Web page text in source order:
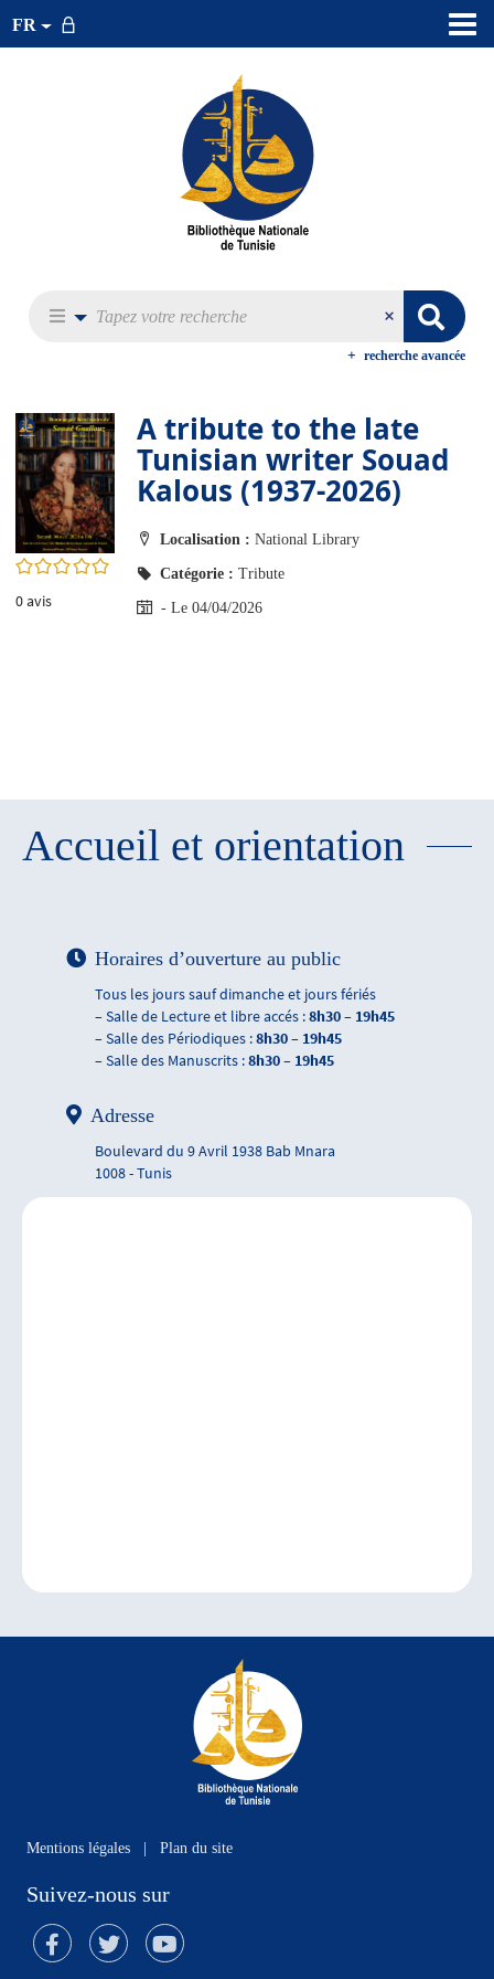
FR
recherche avancée
0/5
0avis
A tribute to the late
Tunisian writer Souad
Kalous (1937-2026)
Localisation : National Library
Catégorie : Tribute
- Le 04/04/2026
Accueil et orientation
Horaires d’ouverture au public
Tous les jours sauf dimanche et jours fériés
– Salle de Lecture et libre accés :8h30 – 19h45
– Salle des Périodiques :8h30 – 19h45
– Salle des Manuscrits :8h30 – 19h45
Adresse
Boulevard du 9 Avril 1938 Bab Mnara
1008 - Tunis
Mentions légales Plan du site
Suivez-nous sur